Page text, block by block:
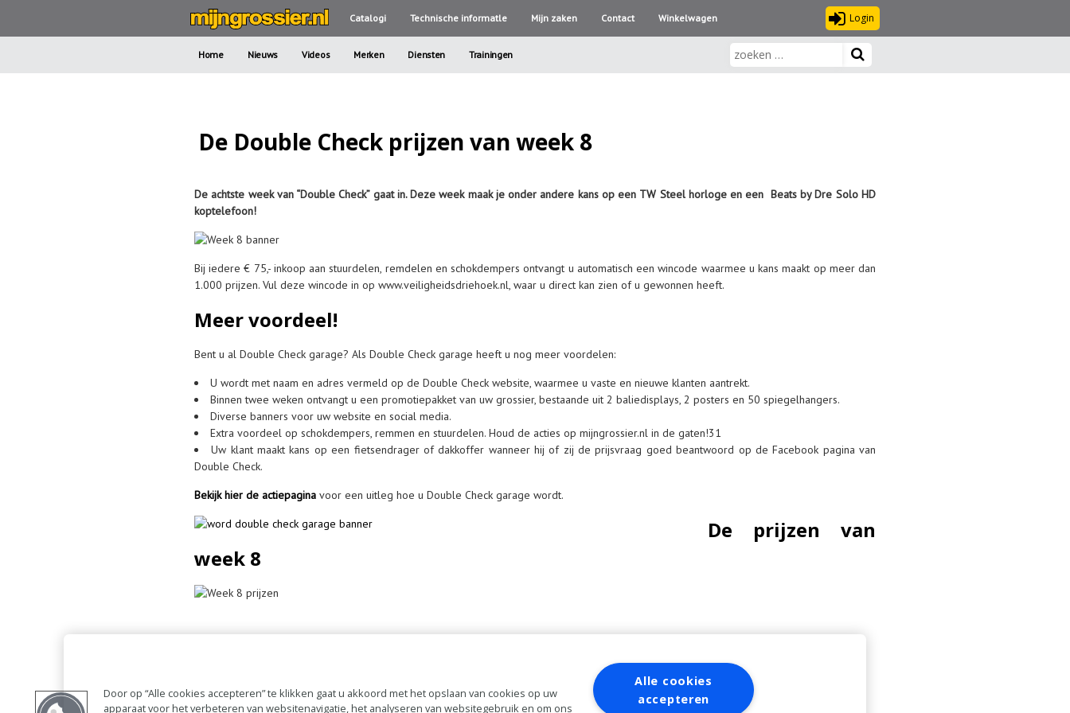
Catalogi Technische informatle Mijn zaken Contact Winkelwagen Login
Home Nieuws Videos Merken Diensten Trainingen
De Double Check prijzen van week 8
De achtste week van “Double Check” gaat in. Deze week maak je onder andere kans op een TW Steel horloge en een Beats by Dre Solo HD
koptelefoon!
Bij iedere € 75,- inkoop aan stuurdelen, remdelen en schokdempers ontvangt u automatisch een wincode waarmee u kans maakt op meer dan
1.000 prijzen. Vul deze wincode in op www.veiligheidsdriehoek.nl, waar u direct kan zien of u gewonnen heeft.
Meer voordeel!
Bent u al Double Check garage? Als Double Check garage heeft u nog meer voordelen:
U wordt met naam en adres vermeld op de Double Check website, waarmee u vaste en nieuwe klanten aantrekt.
Binnen twee weken ontvangt u een promotiepakket van uw grossier, bestaande uit 2 baliedisplays, 2 posters en 50 spiegelhangers.
Diverse banners voor uw website en social media.
Extra voordeel op schokdempers, remmen en stuurdelen. Houd de acties op mijngrossier.nl in de gaten!31
Uw klant maakt kans op een fietsendrager of dakkoffer wanneer hij of zij de prijsvraag goed beantwoord op de Facebook pagina van
Double Check.
Bekijk hier de actiepagina voor een uitleg hoe u Double Check garage wordt.
De prijzen van
week 8
Door op “Alle cookies accepteren” te klikken gaat u akkoord met het opslaan van cookies op uw
apparaat voor het verbeteren van websitenavigatie, het analyseren van websitegebruik en om ons
Alle cookies
accepteren